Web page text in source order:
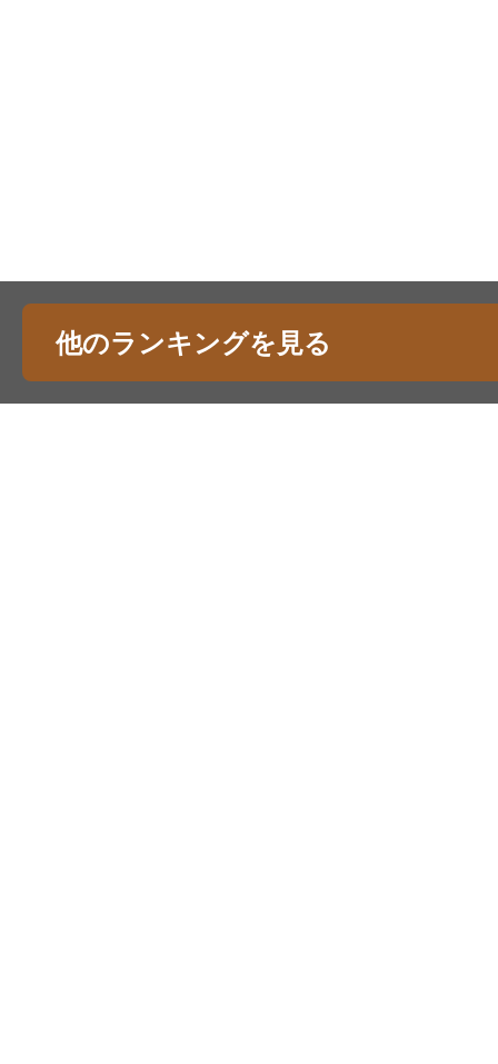
他のランキングを見る